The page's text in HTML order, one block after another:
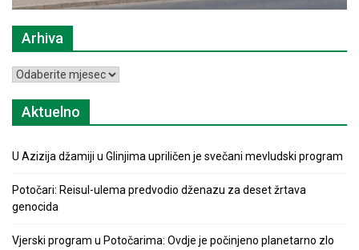
Arhiva
Arhiva
Aktuelno
U Azizija džamiji u Glinjima upriličen je svečani mevludski program
Potočari: Reisul-ulema predvodio dženazu za deset žrtava
genocida
Vjerski program u Potočarima: Ovdje je počinjeno planetarno zlo